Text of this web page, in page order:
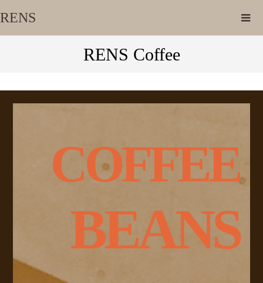
RENS
RENS Coffee
COFFEE
BEANS